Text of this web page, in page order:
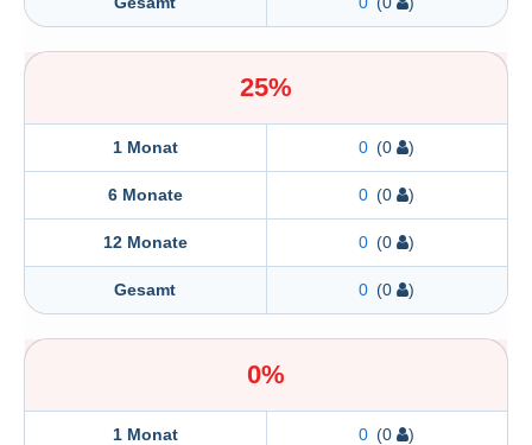
25%
1 Monat 0 (0 )
6 Monate 0 (0 )
12 Monate 0 (0 )
Gesamt 0 (0 )
0%
1 Monat 0 (0 )